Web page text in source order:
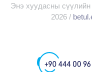
Энэ хуудасны сүүлийн
2026 /